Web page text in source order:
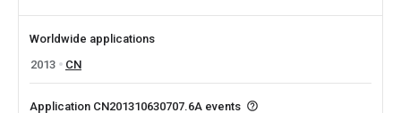
Worldwide applications
2013
CN
Application CN201310630707.6A events